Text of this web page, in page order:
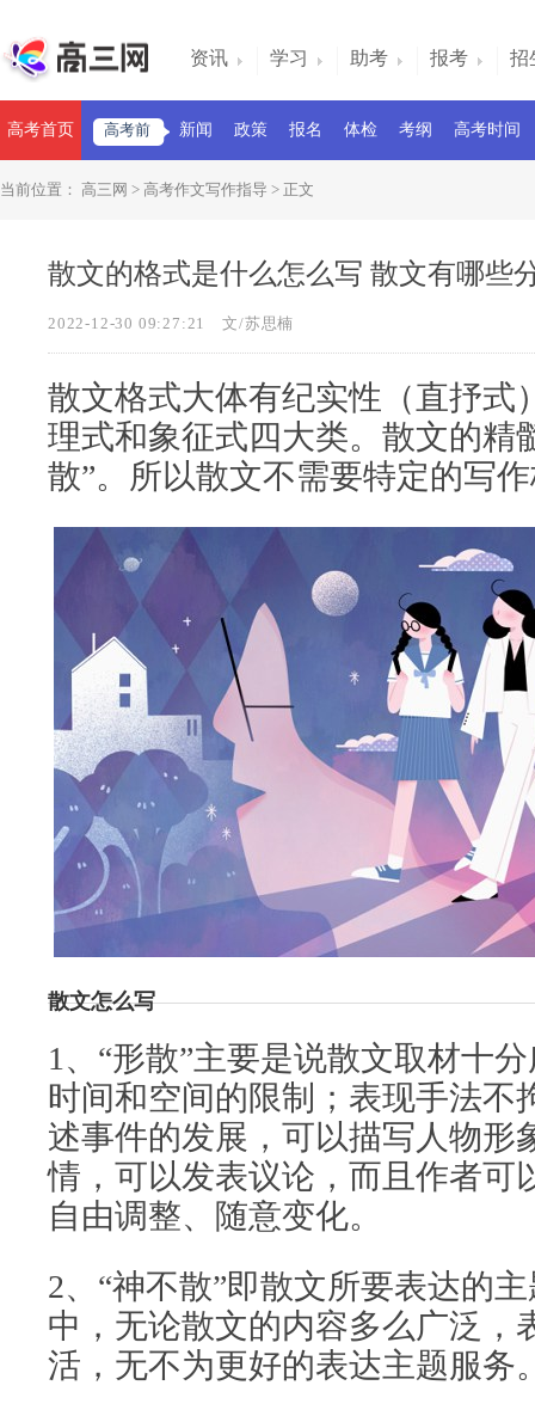
资讯 学习 助考 报考 招
高考首页 高考前 新闻 政策 报名 体检 考纲 高考时间
当前位置： 高三网 > 高考作文写作指导 > 正文
散文的格式是什么怎么写 散文有哪些
2022-12-30 09:27:21 文/苏思楠
散文格式大体有纪实性（直抒式
理式和象征式四大类。散文的精
散”。所以散文不需要特定的写
散文怎么写
1、“形散”主要是说散文取材十
时间和空间的限制；表现手法不
述事件的发展，可以描写人物形
情，可以发表议论，而且作者可
自由调整、随意变化。
2、“神不散”即散文所要表达的
中，无论散文的内容多么广泛，
活，无不为更好的表达主题服务